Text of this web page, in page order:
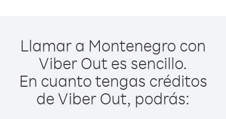
Llamar a Montenegro con
Viber Out es sencillo.
En cuanto tengas créditos
de Viber Out, podrás: